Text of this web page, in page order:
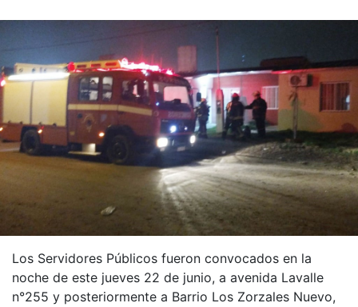
Los Servidores Públicos fueron convocados en la
noche de este jueves 22 de junio, a avenida Lavalle
n°255 y posteriormente a Barrio Los Zorzales Nuevo,